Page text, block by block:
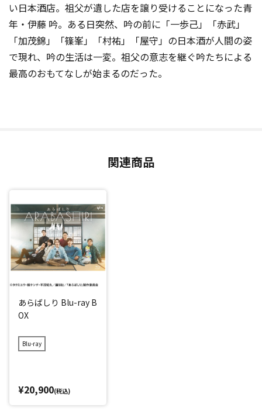
い日本酒店。祖父が遺した店を譲り受けることになった青
年・伊藤 吟。ある日突然、吟の前に「一歩己」「赤武」
「加茂錦」「篠峯」「村祐」「屋守」の日本酒が人間の姿
で現れ、吟の生活は一変。祖父の意志を継ぐ吟たちによる
最高のおもてなしが始まるのだった。
関連商品
あらばしり Blu-ray B
OX
Blu-ray
¥20,900(税込)